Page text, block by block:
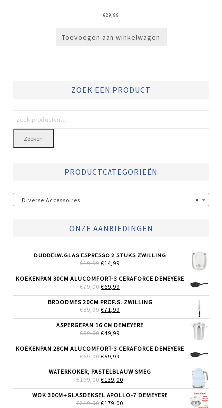
€29,99
Toevoegen aan winkelwagen
ZOEK EEN PRODUCT
Zoeken
PRODUCTCATEGORIEËN
×
Diverse Accessoires
ONZE AANBIEDINGEN
DUBBELW.GLAS ESPRESSO 2 STUKS ZWILLING
€19,99 OORSPRONKELIJKE
WAS:
€19,99.
€14,99
IS:
KOEKENPAN 30CM ALUCOMFORT-3 CERAFORCE DEMEYERE
€79,00 OORSPRONKELIJKE
WAS:
€79,00.
€69,99
IS:
BROODMES 20CM PROF.S. ZWILLING
€89,99 OORSPRONKELIJKE
WAS:
€89,99.
€71,99
IS:
ASPERGEPAN 16 CM DEMEYERE
€89,00 OORSPRONKELIJKE
WAS:
€89,00.
€49,99
IS:
KOEKENPAN 28CM ALUCOMFORT-3 CERAFORCE DEMEYERE
€69,00 OORSPRONKELIJKE
WAS:
€69,00.
€59,99
IS:
€59,99.
WATERKOKER, PASTELBLAUW SMEG
€169,00 OORSPRONKELIJKE
WAS:
€169,00.
€139,00
IS:
WOK 30CM+GLASDEKSEL APOLLO-7 DEMEYERE
€219,00 OORSPRONKELIJKE
€179,00